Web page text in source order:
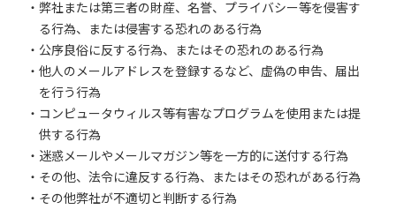
弊社または第三者の財産、名誉、プライバシー等を侵害す
る行為、または侵害する恐れのある行為
公序良俗に反する行為、またはその恐れのある行為
他人のメールアドレスを登録するなど、虚偽の申告、届出
を行う行為
コンピュータウィルス等有害なプログラムを使用または提
供する行為
迷惑メールやメールマガジン等を一方的に送付する行為
その他、法令に違反する行為、またはその恐れがある行為
その他弊社が不適切と判断する行為